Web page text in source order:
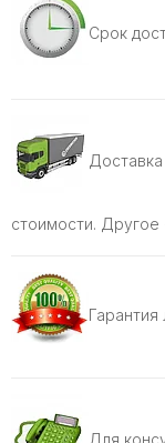
Срок
стоимости. Другое
Гарантия